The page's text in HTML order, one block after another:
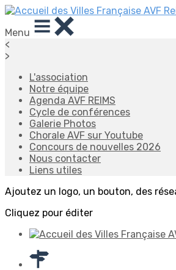
Menu
<
>
L'association
Notre équipe
Agenda AVF REIMS
Cycle de conférences
Galerie Photos
Chorale AVF sur Youtube
Concours de nouvelles 2026
Nous contacter
Liens utiles
Ajoutez un logo, un bouton, des
Cliquez pour éditer